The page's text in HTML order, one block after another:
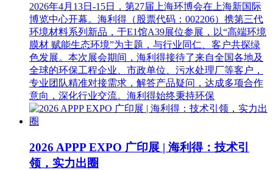
2026年4月13日-15日，第27届上海环博会在上海新国际
博览中心开幕。海利得（股票代码：002206）携第三代
环境材料系列新品，于E1馆A39展位参展，以“高端环境
膜材 赋能生态环境”为主题，与行业同仁、客户共探绿
色发展。本次展会期间，海利得接待了来自全国各地及
全球的环保工程企业、市政单位、污水处理厂等客户，
专业团队精准对接需求，解答产品疑问，达成多项合作
意向，深化行业交流。海利得始终秉持环保
2026 APPP EXPO 广印展 | 海利得：技术引
领，实力出圈